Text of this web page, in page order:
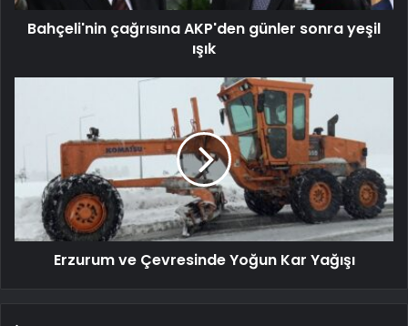
Bahçeli'nin çağrısına AKP'den günler sonra yeşil
ışık
Erzurum ve Çevresinde Yoğun Kar Yağışı